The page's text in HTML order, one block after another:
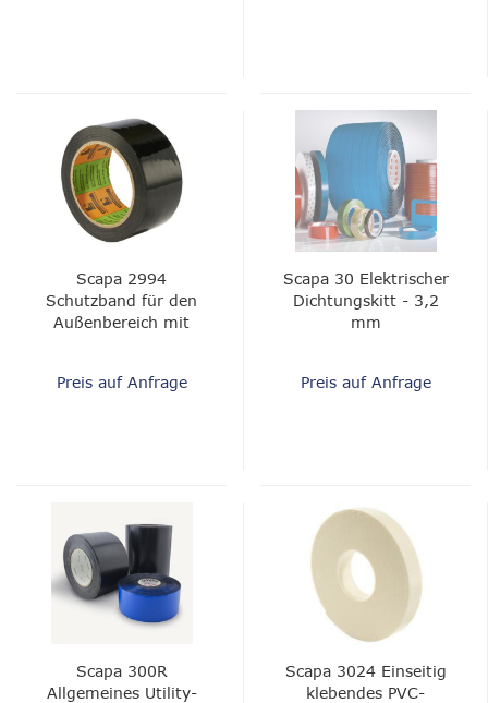
Scapa 2994
Schutzband für den
Außenbereich mit
Preis auf Anfrage
Scapa 30 Elektrischer
Dichtungskitt - 3,2
mm
Preis auf Anfrage
Scapa 300R
Allgemeines Utility-
Scapa 3024 Einseitig
klebendes PVC-